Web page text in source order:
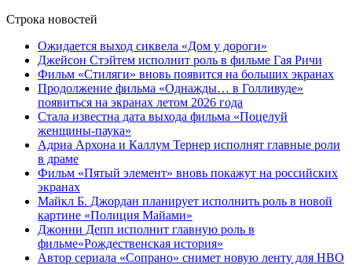
Строка новостей
Ожидается выход сиквела «Дом у дороги»
Джейсон Стэйтем исполнит роль в фильме Гая Ричи
Фильм «Стиляги» вновь появится на больших экранах
Продолжение фильма «Однажды… в Голливуде»
появиться на экранах летом 2026 года
Стала известна дата выхода фильма «Поцелуй
женщины-паука»
Адриа Архона и Каллум Тернер исполнят главные роли
в драме
Фильм «Пятый элемент» вновь покажут на российских
экранах
Майкл Б. Джордан планирует исполнить роль в новой
картине «Полиция Майами»
Джонни Депп исполнит главную роль в
фильме«Рождественская история»
Автор сериала «Сопрано» снимет новую ленту для HBO